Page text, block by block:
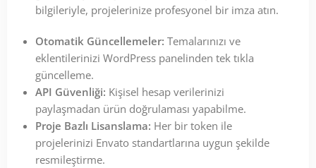
bilgileriyle, projelerinize profesyonel bir imza atın.
Otomatik Güncellemeler: Temalarınızı ve
eklentilerinizi WordPress panelinden tek tıkla
güncelleme.
API Güvenliği: Kişisel hesap verilerinizi
paylaşmadan ürün doğrulaması yapabilme.
Proje Bazlı Lisanslama: Her bir token ile
projelerinizi Envato standartlarına uygun şekilde
resmileştirme.